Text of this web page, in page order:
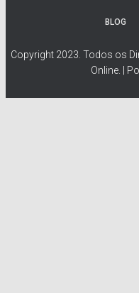
BLOG
Copyright 2023. Todos os
Online. |